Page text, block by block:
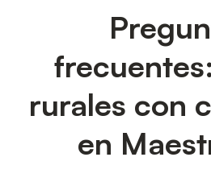
rurales con
en